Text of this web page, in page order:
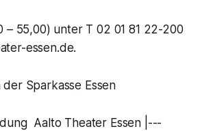
– 55,00) unter T 02 01 81 22-200
essen.de.
Sparkasse Essen
Aalto Theater Essen |---